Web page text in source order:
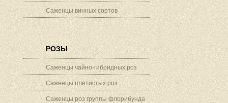
Саженцы винных сортов
РОЗЫ
Саженцы чайно-гибридных роз
Саженцы плетистых роз
Саженцы роз группы флорибунда